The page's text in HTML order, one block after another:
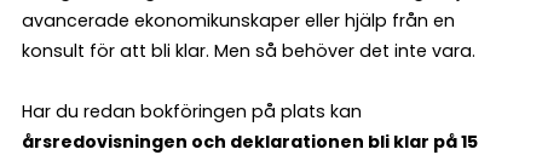
avancerade ekonomikunskaper eller hjälp från en
konsult för att bli klar. Men så behöver det inte vara.
Har du redan bokföringen på plats kan
årsredovisningen och deklarationen bli klar på 15